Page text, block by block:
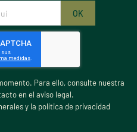
Para ello, consulte nuestra
en el aviso legal.
y la política de privacidad